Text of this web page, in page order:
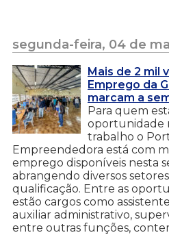
segunda-feira, 04 de
Mais de 2 mil
Emprego da
marcam a
Para quem
oportunidade
trabalho o
Empreendedora está com
emprego disponíveis nesta
abrangendo diversos
qualificação. Entre as
estão cargos como
auxiliar administrativo,
entre outras funções,